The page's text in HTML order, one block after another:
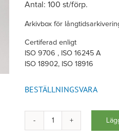
Antal: 100 st/förp.
Arkivbox för
Certiferad enligt
ISO 9706 , ISO 16245 A
ISO 18902, ISO 18916
BESTÄLLNINGSVARA